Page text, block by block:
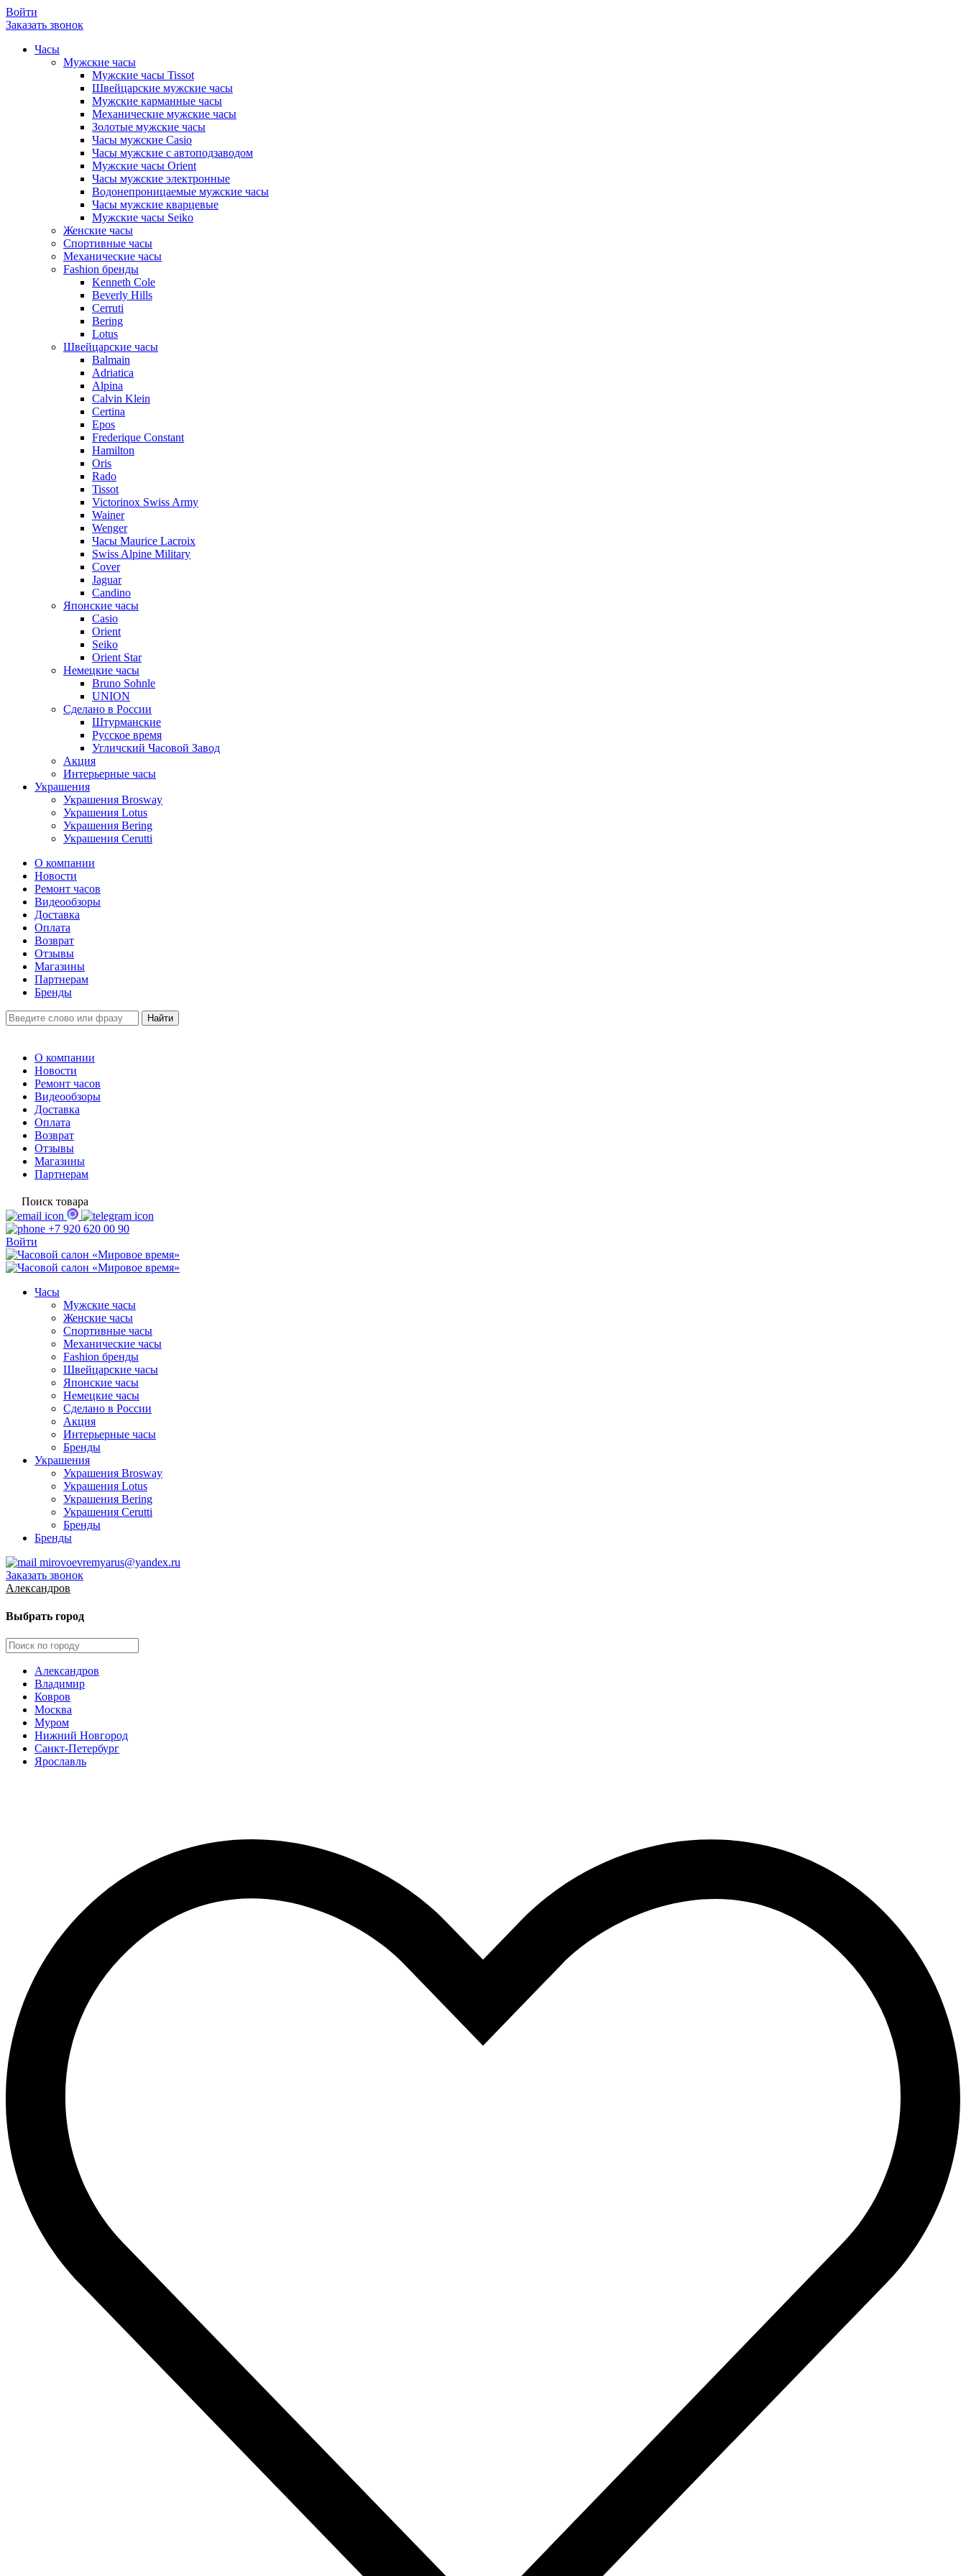
Войти
Заказать звонок
Часы
Мужские часы
Мужские часы Tissot
Швейцарские мужские часы
Мужские карманные часы
Механические мужские часы
Золотые мужские часы
Часы мужские Casio
Часы мужские с автоподзаводом
Мужские часы Orient
Часы мужские электронные
Водонепроницаемые мужские часы
Часы мужские кварцевые
Мужские часы Seiko
Женские часы
Спортивные часы
Механические часы
Fashion бренды
Kenneth Cole
Beverly Hills
Cerruti
Bering
Lotus
Швейцарские часы
Balmain
Adriatica
Alpina
Calvin Klein
Certina
Epos
Frederique Constant
Hamilton
Oris
Rado
Tissot
Victorinox Swiss Army
Wainer
Wenger
Часы Maurice Lacroix
Swiss Alpine Military
Cover
Jaguar
Candino
Японские часы
Casio
Orient
Seiko
Orient Star
Немецкие часы
Bruno Sohnle
UNION
Сделано в России
Штурманские
Русское время
Угличский Часовой Завод
Акция
Интерьерные часы
Украшения
Украшения Brosway
Украшения Lotus
Украшения Bering
Украшения Cerutti
О компании
Новости
Ремонт часов
Видеообзоры
Доставка
Оплата
Возврат
Отзывы
Магазины
Партнерам
Бренды
О компании
Новости
Ремонт часов
Видеообзоры
Доставка
Оплата
Возврат
Отзывы
Магазины
Партнерам
Поиск товара
+7 920 620 00 90
Войти
Часы
Мужские часы
Женские часы
Спортивные часы
Механические часы
Fashion бренды
Швейцарские часы
Японские часы
Немецкие часы
Сделано в России
Акция
Интерьерные часы
Бренды
Украшения
Украшения Brosway
Украшения Lotus
Украшения Bering
Украшения Cerutti
Бренды
Бренды
mirovoevremyarus@yandex.ru
Заказать звонок
Александров
Выбрать город
Александров
Владимир
Ковров
Москва
Муром
Нижний Новгород
Санкт-Петербург
Ярославль